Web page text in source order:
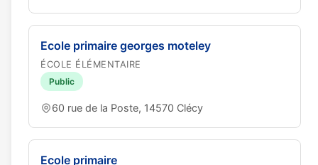
Ecole primaire georges moteley
ÉCOLE ÉLÉMENTAIRE
Public
60 rue de la Poste, 14570 Clécy
Ecole primaire